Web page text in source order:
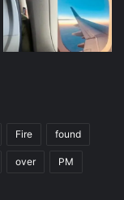
Fire found
over PM